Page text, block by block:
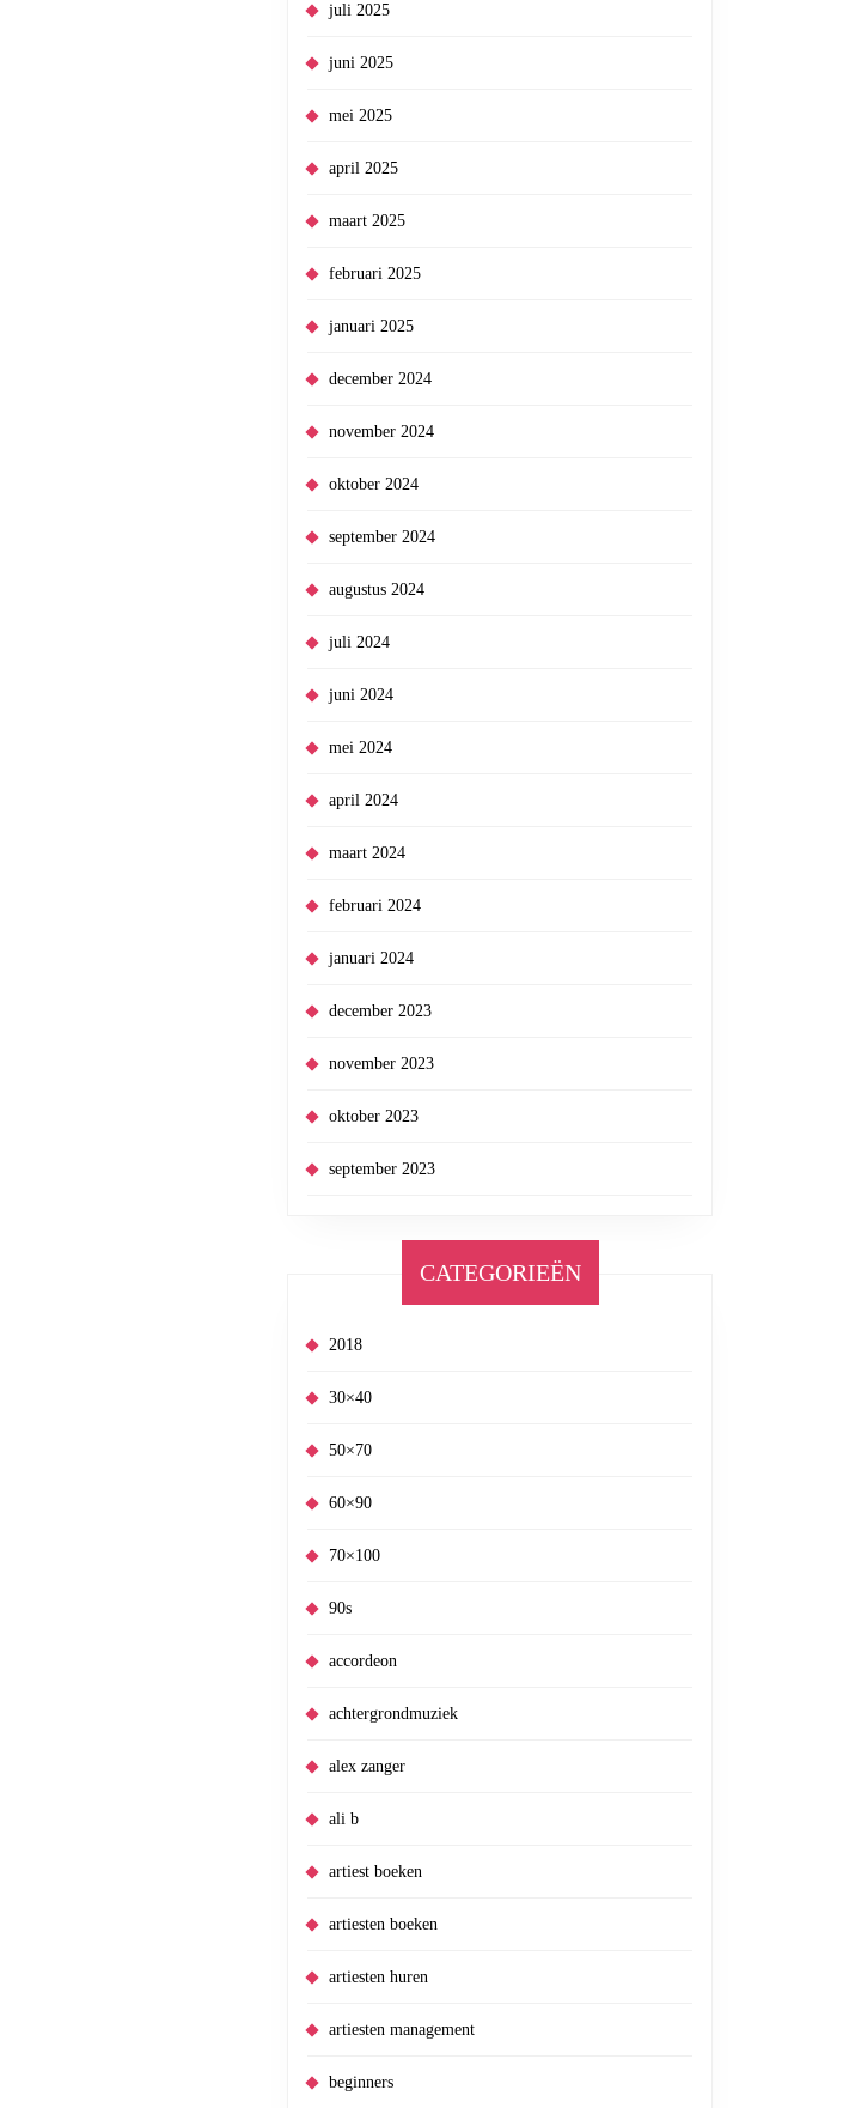
juli 2025
juni 2025
mei 2025
april 2025
maart 2025
februari 2025
januari 2025
december 2024
november 2024
oktober 2024
september 2024
augustus 2024
juli 2024
juni 2024
mei 2024
april 2024
maart 2024
februari 2024
januari 2024
december 2023
november 2023
oktober 2023
september 2023
CATEGORIEËN
2018
30×40
50×70
60×90
70×100
90s
accordeon
achtergrondmuziek
alex zanger
ali b
artiest boeken
artiesten boeken
artiesten huren
artiesten management
beginners